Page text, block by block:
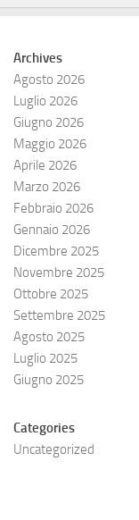
Archives
Agosto 2026
Luglio 2026
Giugno 2026
Maggio 2026
Aprile 2026
Marzo 2026
Febbraio 2026
Gennaio 2026
Dicembre 2025
Novembre 2025
Ottobre 2025
Settembre 2025
Agosto 2025
Luglio 2025
Giugno 2025
Categories
Uncategorized